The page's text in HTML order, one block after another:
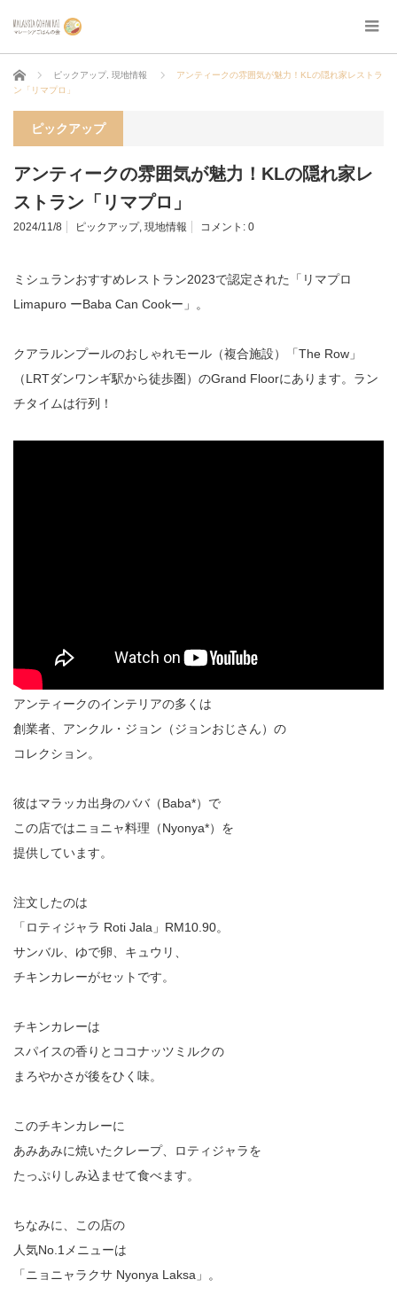
ホーム ピックアップ, 現地情報
アンティークの雰囲気が魅力！KLの隠れ家レストラ
ン「リマプロ」
ピックアップ
アンティークの雰囲気が魅力！KLの隠れ家レ
ストラン「リマプロ」
2024/11/8 ピックアップ, 現地情報 コメント: 0
ミシュランおすすめレストラン2023で認定された「リマプロ
Limapuro ーBaba Can Cookー」。
クアラルンプールのおしゃれモール（複合施設）「The Row」
（LRTダンワンギ駅から徒歩圏）のGrand Floorにあります。ラン
チタイムは行列！
アンティークのインテリアの多くは
創業者、アンクル・ジョン（ジョンおじさん）の
コレクション。
彼はマラッカ出身のババ（Baba*）で
この店ではニョニャ料理（Nyonya*）を
提供しています。
注文したのは
「ロティジャラ Roti Jala」RM10.90。
サンバル、ゆで卵、キュウリ、
チキンカレーがセットです。
チキンカレーは
スパイスの香りとココナッツミルクの
まろやかさが後をひく味。
このチキンカレーに
あみあみに焼いたクレープ、ロティジャラを
たっぷりしみ込ませて食べます。
ちなみに、この店の
人気No.1メニューは
「ニョニャラクサ Nyonya Laksa」。